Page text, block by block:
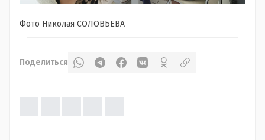
Фото Николая СОЛОВЬЕВА
Поделиться